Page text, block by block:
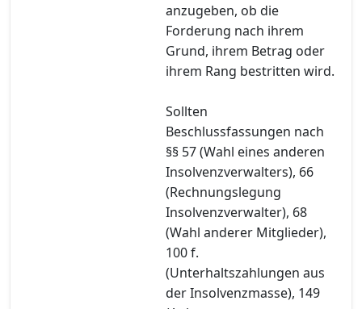
anzugeben, ob die
Forderung nach ihrem
Grund, ihrem Betrag oder
ihrem Rang bestritten wird.
Sollten
Beschlussfassungen nach
§§ 57 (Wahl eines anderen
Insolvenzverwalters), 66
(Rechnungslegung
Insolvenzverwalter), 68
(Wahl anderer Mitglieder),
100 f.
(Unterhaltszahlungen aus
der Insolvenzmasse), 149